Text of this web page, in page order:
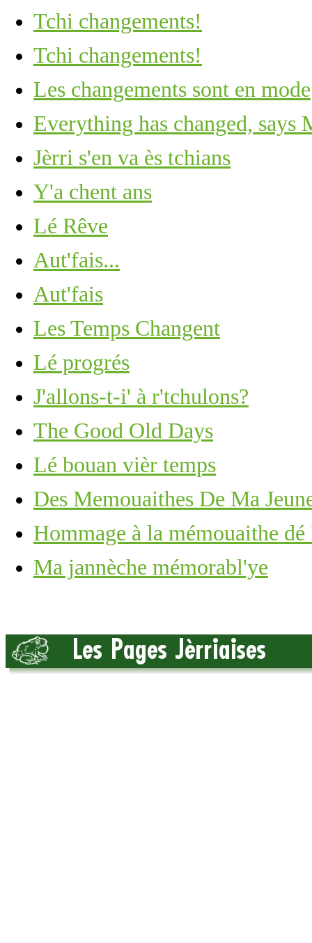
Tchi changements!
Tchi changements!
Les changements sont en mode
Everything has changed, says
Jèrri s'en va ès tchians
Y'a chent ans
Lé Rêve
Aut'fais...
Aut'fais
Les Temps Changent
Lé progrés
J'allons-t-i' à r'tchulons?
The Good Old Days
Lé bouan vièr temps
Des Memouaithes De Ma
Hommage à la mémouaithe
Ma jannèche mémorabl'ye